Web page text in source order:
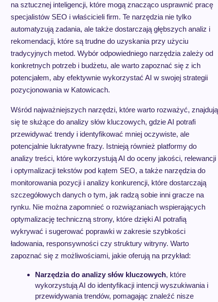
na sztucznej inteligencji, które mogą znacząco usprawnić pracę
specjalistów SEO i właścicieli firm. Te narzędzia nie tylko
automatyzują zadania, ale także dostarczają głębszych analiz i
rekomendacji, które są trudne do uzyskania przy użyciu
tradycyjnych metod. Wybór odpowiedniego narzędzia zależy od
konkretnych potrzeb i budżetu, ale warto zapoznać się z ich
potencjałem, aby efektywnie wykorzystać AI w swojej strategii
pozycjonowania w Katowicach.
Wśród najważniejszych narzędzi, które warto rozważyć, znajdują
się te służące do analizy słów kluczowych, gdzie AI potrafi
przewidywać trendy i identyfikować mniej oczywiste, ale
potencjalnie lukratywne frazy. Istnieją również platformy do
analizy treści, które wykorzystują AI do oceny jakości, relewancji
i optymalizacji tekstów pod kątem SEO, a także narzędzia do
monitorowania pozycji i analizy konkurencji, które dostarczają
szczegółowych danych o tym, jak radzą sobie inni gracze na
rynku. Nie można zapomnieć o rozwiązaniach wspierających
optymalizację techniczną strony, które dzięki AI potrafią
wykrywać i sugerować poprawki w zakresie szybkości
ładowania, responsywności czy struktury witryny. Warto
zapoznać się z możliwościami, jakie oferują na przykład:
Narzędzia do analizy słów kluczowych, które
wykorzystują AI do identyfikacji intencji wyszukiwania i
przewidywania trendów, pomagając znaleźć nisze